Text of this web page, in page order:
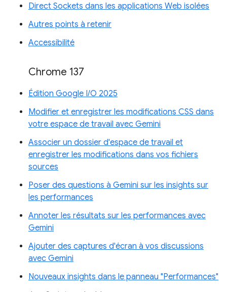
Direct Sockets dans les applications Web isolées
Autres points à retenir
Accessibilité
Chrome 137
Édition Google I/O 2025
Modifier et enregistrer les modifications CSS dans
votre espace de travail avec Gemini
Associer un dossier d'espace de travail et
enregistrer les modifications dans vos fichiers
sources
Poser des questions à Gemini sur les insights sur
les performances
Annoter les résultats sur les performances avec
Gemini
Ajouter des captures d'écran à vos discussions
avec Gemini
Nouveaux insights dans le panneau "Performances"